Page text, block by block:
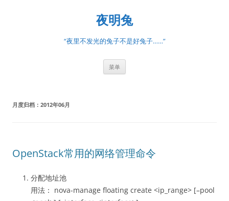
夜明兔
“夜里不发光的兔子不是好兔子……”
菜单
月度归档： 2012年06月
OpenStack常用的网络管理命令
分配地址池
用法： nova-manage floating create <ip_range> [–pool